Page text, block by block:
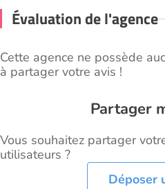
Évaluation de l'agence
Cette agence ne possède
à partager votre avis !
Partager
Vous souhaitez partager
utilisateurs ?
Déposer